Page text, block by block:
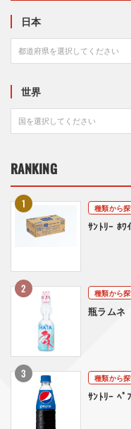
日本
世界
RANKING
種類から
ｻﾝﾄﾘｰ ﾎﾜ
種類から
瓶ラムネ
種類から
ｻﾝﾄﾘｰ ﾍﾟ